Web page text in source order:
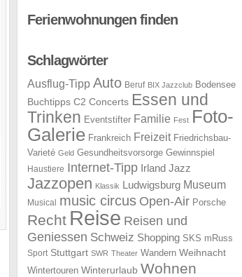
Ferienwohnungen finden
Schlagwörter
Ausflug-Tipp Auto Beruf BIX Jazzclub Bodensee
Buchtipps C2 Concerts Essen und
Trinken Eventstifter Familie Fest Foto-
Galerie Frankreich Freizeit Friedrichsbau-
Varieté Geld Gesundheitsvorsorge Gewinnspiel
Haustiere Internet-Tipp Irland Jazz
Jazzopen Klassik Ludwigsburg Museum
Musical music circus Open-Air Porsche
Recht Reise Reisen und
Geniessen Schweiz Shopping SKS mRuss
Sport Stuttgart SWR Theater Wandern Weihnacht
Wintertouren Winterurlaub Wohnen